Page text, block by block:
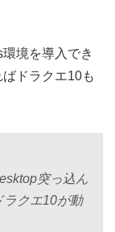
境を導入でき
ドラクエ10も
突っ込ん
ラクエ10が動